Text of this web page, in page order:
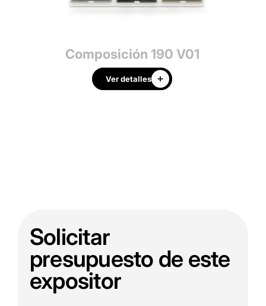
Composición 190 V01
Ver detalles
Solicitar
presupuesto de este
expositor